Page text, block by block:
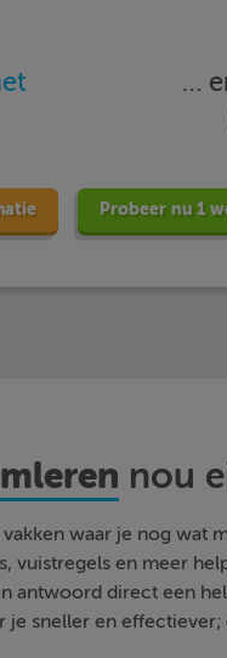
…
Probeer nu 1
nou
waar je nog wat
vuistregels en meer
antwoord direct een
je sneller en effectiever;